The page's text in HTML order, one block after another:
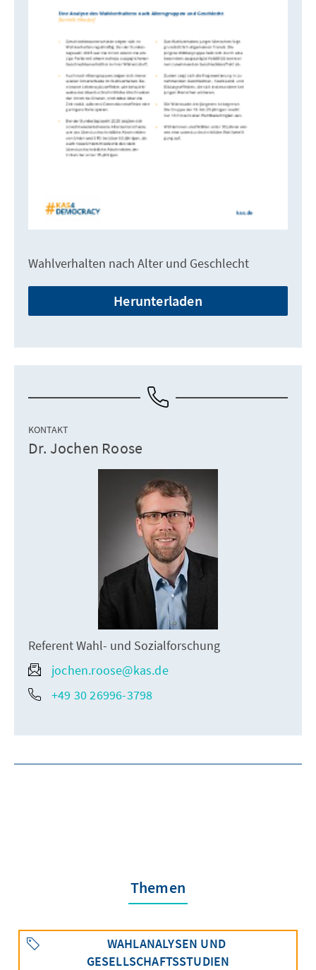
Wahlverhalten nach Alter und Geschlecht
Herunterladen
KONTAKT
Dr. Jochen Roose
Referent Wahl- und Sozialforschung
jochen.roose@kas.de
+49 30 26996-3798
Themen
WAHLANALYSEN UND
GESELLSCHAFTSSTUDIEN